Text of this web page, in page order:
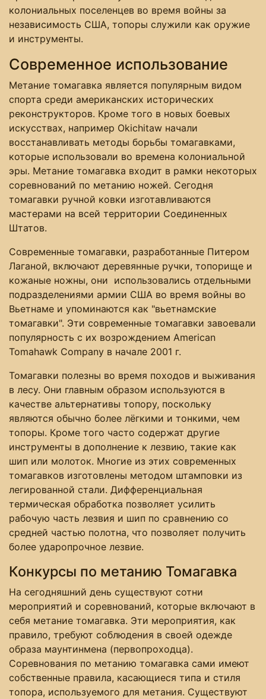
колониальных поселенцев во время войны за
независимость США, топоры служили как оружие
и инструменты.
Современное использование
Метание томагавка является популярным видом
спорта среди американских исторических
реконструкторов. Кроме того в новых боевых
искусствах, например Okichitaw начали
восстанавливать методы борьбы томагавками,
которые использовали во времена колониальной
эры. Метание томагавка входит в рамки некоторых
соревнований по метанию ножей. Сегодня
томагавки ручной ковки изготавливаются
мастерами на всей территории Соединенных
Штатов.
Современные томагавки, разработанные Питером
Лаганой, включают деревянные ручки, топорище и
кожаные ножны, они использовались отдельными
подразделениями армии США во время войны во
Вьетнаме и упоминаются как "вьетнамские
томагавки". Эти современные томагавки завоевали
популярность с их возрождением American
Tomahawk Company в начале 2001 г.
Томагавки полезны во время походов и выживания
в лесу. Они главным образом используются в
качестве альтернативы топору, поскольку
являются обычно более лёгкими и тонкими, чем
топоры. Кроме того часто содержат другие
инструменты в дополнение к лезвию, такие как
шип или молоток. Многие из этих современных
томагавков изготовлены методом штамповки из
легированной стали. Дифференциальная
термическая обработка позволяет усилить
рабочую часть лезвия и шип по сравнению со
средней частью полотна, что позволяет получить
более ударопрочное лезвие.
Конкурсы по метанию Томагавка
На сегодняшний день существуют сотни
мероприятий и соревнований, которые включают в
себя метание томагавка. Эти мероприятия, как
правило, требуют соблюдения в своей одежде
образа маунтинмена (первопроходца).
Соревнования по метанию томагавка сами имеют
собственные правила, касающиеся типа и стиля
топора, используемого для метания. Существуют